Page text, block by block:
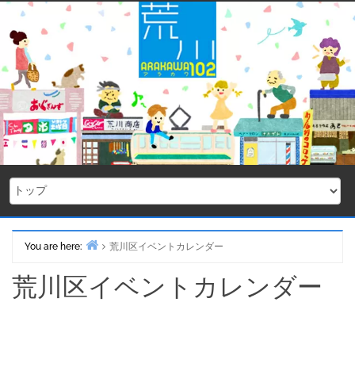
Skip
content
You are here:
荒川区イベントカレンダー
荒川区イベントカレンダー